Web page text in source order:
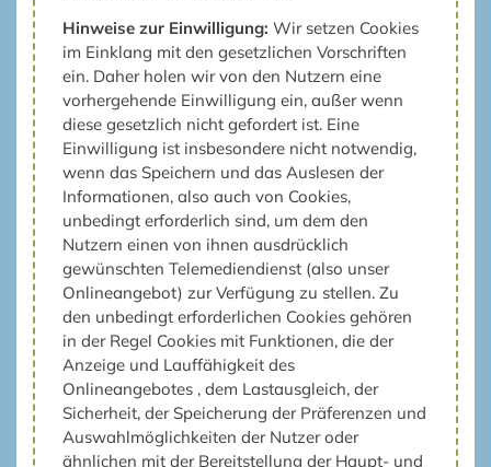
Hinweise zur Einwilligung: Wir setzen Cookies
im Einklang mit den gesetzlichen Vorschriften
ein. Daher holen wir von den Nutzern eine
vorhergehende Einwilligung ein, außer wenn
diese gesetzlich nicht gefordert ist. Eine
Einwilligung ist insbesondere nicht notwendig,
wenn das Speichern und das Auslesen der
Informationen, also auch von Cookies,
unbedingt erforderlich sind, um dem den
Nutzern einen von ihnen ausdrücklich
gewünschten Telemediendienst (also unser
Onlineangebot) zur Verfügung zu stellen. Zu
den unbedingt erforderlichen Cookies gehören
in der Regel Cookies mit Funktionen, die der
Anzeige und Lauffähigkeit des
Onlineangebotes , dem Lastausgleich, der
Sicherheit, der Speicherung der Präferenzen und
Auswahlmöglichkeiten der Nutzer oder
ähnlichen mit der Bereitstellung der Haupt- und